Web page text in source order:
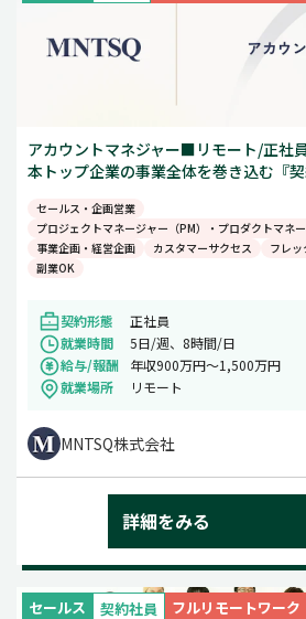
アカウントマネジャー■リモート/正社
本トップ企業の事業全体を巻き込む『
セールス・企画営業
プロジェクトマネージャー（PM）・プロダクトマネー
事業企画・経営企画
カスタマーサクセス
フレ
副業OK
契約形態
正社員
就業時間
5日/週、8時間/日
給与/報酬
年収900万円〜1,500万円
就業場所
リモート
MNTSQ株式会社
詳細をみる
セールス 契約社員 フルリモートワーク